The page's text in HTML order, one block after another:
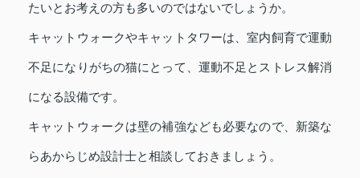
たいとお考えの方も多いのではないでしょうか。
キャットウォークやキャットタワーは、室内飼育で運動
不足になりがちの猫にとって、運動不足とストレス解消
になる設備です。
キャットウォークは壁の補強なども必要なので、新築な
らあからじめ設計士と相談しておきましょう。